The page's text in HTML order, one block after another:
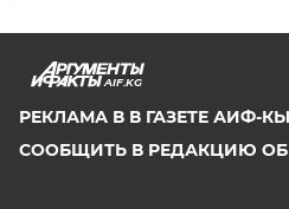
AIF.KG
РЕКЛАМА В В ГАЗЕТЕ АИФ-
СООБЩИТЬ В РЕДАКЦИЮ